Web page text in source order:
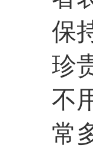
保
珍
不
常